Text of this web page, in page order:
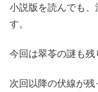
小説版を読んでも
す。
今回は翠苓の謎も残
次回以降の伏線が残